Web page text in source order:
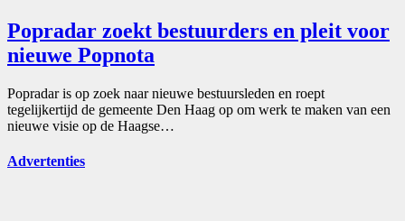
Popradar zoekt bestuurders en pleit voor
nieuwe Popnota
Popradar is op zoek naar nieuwe bestuursleden en roept
tegelijkertijd de gemeente Den Haag op om werk te maken van een
nieuwe visie op de Haagse…
Advertenties